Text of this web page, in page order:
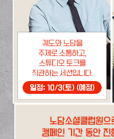
노담소셜클럽원
캠페인 기간 동안 진